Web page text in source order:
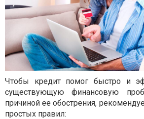
Чтобы кредит помог быстро и
существующую финансовую
причиной ее обострения,
простых правил: